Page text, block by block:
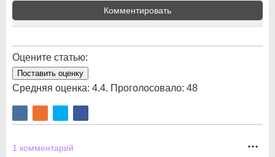
Комментировать
Оцените статью:
Поставить оценку
Средняя оценка: 4.4. Проголосовало: 48
1 комментарий